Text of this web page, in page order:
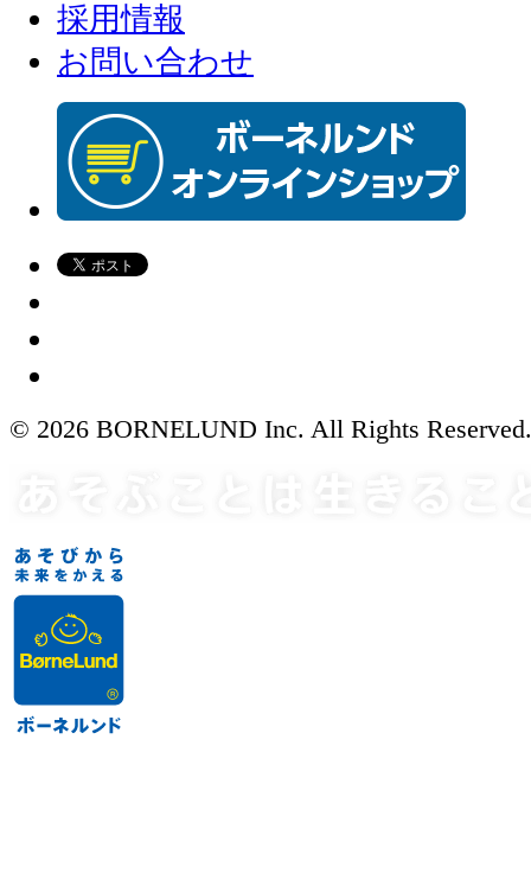
採用情報
お問い合わせ
© 2026 BORNELUND Inc. All Rights Reserved.